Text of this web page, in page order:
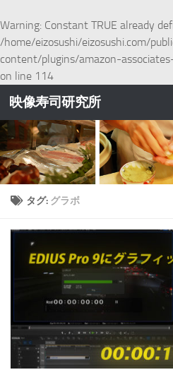
Warning: Constant TRUE already
/home/eizosushi/eizosushi.com/
content/plugins/amazon-
on line 114
コンテンツへスキップ
映像寿司研究所
タグ: グラボ